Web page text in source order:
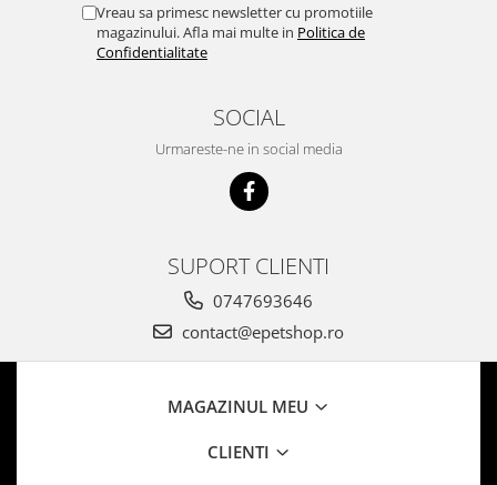
Vreau sa primesc newsletter cu promotiile
magazinului. Afla mai multe in Politica de
Confidentialitate
SOCIAL
Urmareste-ne in social media
SUPORT CLIENTI
0747693646
contact@epetshop.ro
MAGAZINUL MEU
CLIENTI